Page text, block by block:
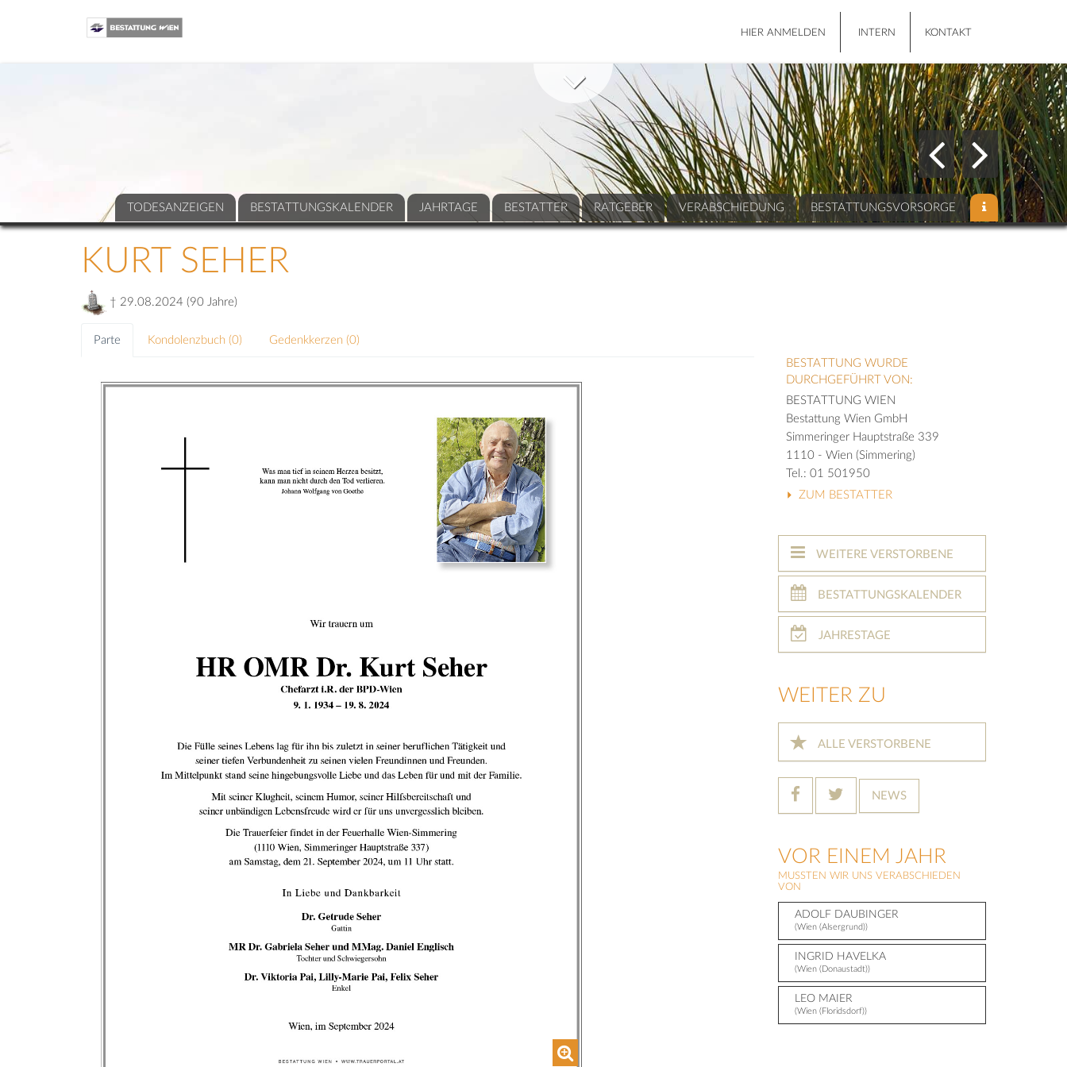
HIER ANMELDEN INTERN KONTAKT
TODESANZEIGEN BESTATTUNGSKALENDER JAHRTAGE BESTATTER RATGEBER VERABSCHIEDUNG BESTATTUNGSVORSORGE
KURT SEHER
† 29.08.2024 (90 Jahre)
Parte Kondolenzbuch (0) Gedenkkerzen (0)
BESTATTUNG WURDE
DURCHGEFÜHRT VON:
BESTATTUNG WIEN
Bestattung Wien GmbH
Simmeringer Hauptstraße 339
1110 - Wien (Simmering)
Tel.: 01 501950
ZUM BESTATTER
WEITERE VERSTORBENE
BESTATTUNGSKALENDER
JAHRESTAGE
WEITER ZU
ALLE VERSTORBENE
NEWS
VOR EINEM JAHR
MUSSTEN WIR UNS VERABSCHIEDEN
VON
ADOLF DAUBINGER
(Wien (Alsergrund))
INGRID HAVELKA
(Wien (Donaustadt))
LEO MAIER
(Wien (Floridsdorf))